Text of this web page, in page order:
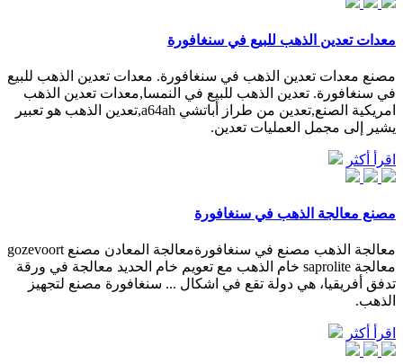
معدات تعدين الذهب للبيع في سنغافورة
مصنع معدات تعدين الذهب في سنغافورة. معدات تعدين الذهب للبيع
في سنغافورة. تعدين الذهب للبيع في النمسا,معدات تعدين الذهب
امريكية الصنع,تعدين من طراز أباتشي a64ah,تعدين الذهب هو تعبير
يشير إلى مجمل العمليات تعدين.
اقرأ أكثر
مصنع معالجة الذهب في سنغافورة
معالجة الذهب مصنع في سنغافورةمعالجة المعادن مصنع gozevoort
معالجة saprolite خام الذهب مع تعويم خام الحديد معالجة في ورقة
تدفق أفريقيا، هي دولة تقع في اشكال ... سنغافورة مصنع لتجهيز
الذهب.
اقرأ أكثر